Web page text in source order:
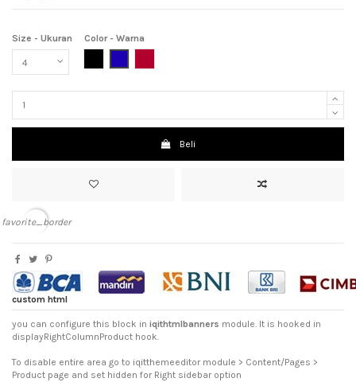
Size - Ukuran
Color - Warna
Beli
favorite_border
custom html
you can configure this block in iqithtmlbanners module. It is hooked in
displayRightColumnProduct hook.
To disable entire area go to iqitthemeeditor module > Content/Pages >
Product page and set hidden for Right sidebar option